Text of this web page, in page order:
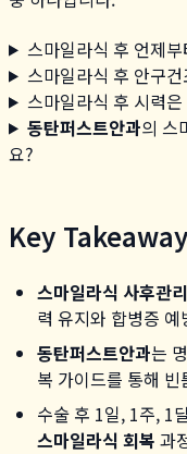
스마일라식 후 언제
스마일라식 후 안구
스마일라식 후 시력
동탄퍼스트안과의 스
요?
Key
스마일라식 사후관리
력 유지와 합병증
동탄퍼스트안과는
복 가이드를 통해
수술 후 1일, 1주, 1
스마일라식 회복 과